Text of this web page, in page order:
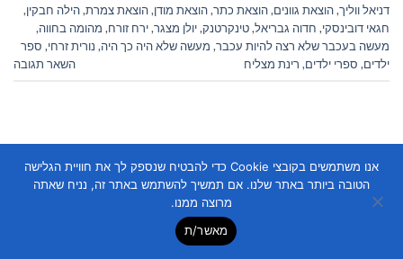
דניאל ווליך,הוצאת גוונים,הוצאת כתר,הוצאת מודן,הוצאת צמרת,הילה חבקין,
חגאי דובינסקי, חדוה גבריאל,טינקרטנק,יולן מצגר,ירח זורח, מהומה בחווה,
מעשה בעכבר שלא רצה להיות עכבר, מעשה שלא היה כך היה, נורית זרחי, ספר
ילדים, ספרי ילדים, רינת מצליח השאר תגובה
Copyright 2026 ©Flatsome Theme
אנו משתמשים בקובצי Cookie כדי להבטיח שנספק לך את חוויית הגלישה
הטובה ביותר באתר שלנו. אם תמשיך להשתמש באתר זה, נניח שאתה
מרוצה ממנו.
מאשר/ת